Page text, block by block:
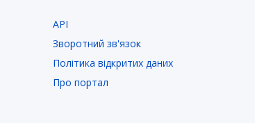
API
Зворотний зв'язок
Політика відкритих даних
Про портал